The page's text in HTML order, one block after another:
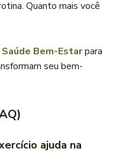
Quanto mais você
Saúde Bem-Estarpara
seu bem-
ajuda na